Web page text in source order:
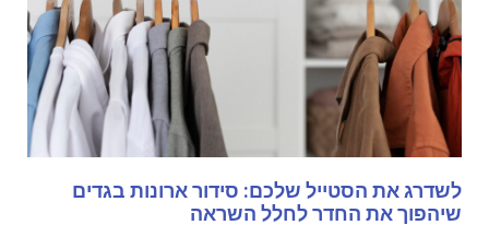
את הסטייל שלכם: סידור ארונות בגדים
את החדר לחלל השראה